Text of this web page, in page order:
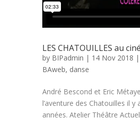
LES CHATOUILLES au
by BIPadmin | 14 Nov 2018 |
BAweb, danse
André Bescond et Eric
l’aventure des Chatouilles il y
années. Atelier Théâtre